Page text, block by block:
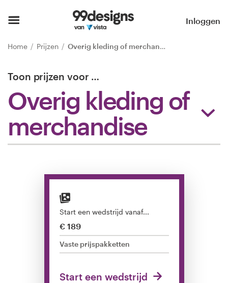
Inloggen
Home Prijzen Overig kleding of merchandise
Toon prijzen voor …
Overig kleding of
merchandise
Start een wedstrijd vanaf...
€ 189
Vaste prijspakketten
Start een wedstrijd
Blader door categorieën
Hoe het werkt
Vind een designer
Inspiratie
Ontwerpdiensten
Ontwerpwedstrijden
1-op-1 projecten
Vind een designer